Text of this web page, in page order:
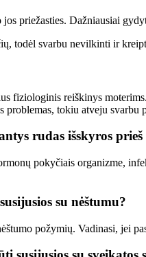
priežasties. Dažniausiai
todėl svarbu nevilkinti ir
fiziologinis reiškinys
problemas, tokiu atveju svarbu
rudas išskyros prieš
pokyčiais organizme,
su nėštumu?
požymių. Vadinasi, jei